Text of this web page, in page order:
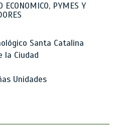
ECONOMICO, PYMES Y
Santa Catalina
la Ciudad
Unidades